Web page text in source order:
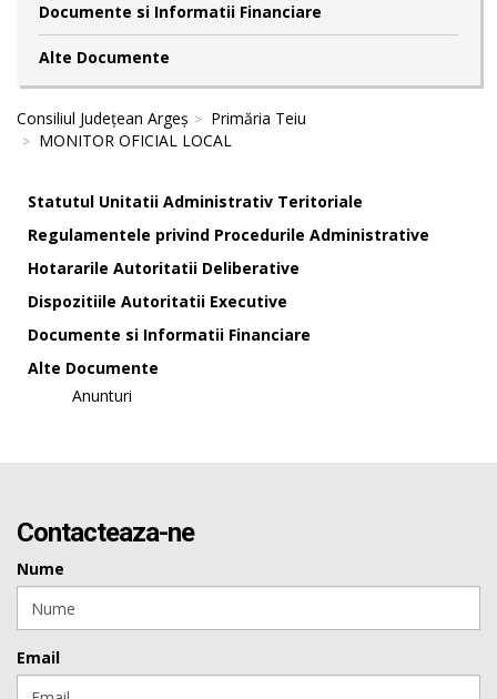
Documente si Informatii Financiare
Alte Documente
Consiliul Județean Argeș
Primăria Teiu
MONITOR OFICIAL LOCAL
Statutul Unitatii Administrativ Teritoriale
Regulamentele privind Procedurile Administrative
Hotararile Autoritatii Deliberative
Dispozitiile Autoritatii Executive
Documente si Informatii Financiare
Alte Documente
Anunturi
Contacteaza-ne
Nume
Email